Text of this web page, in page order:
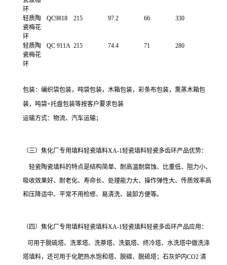
环
轻质陶
瓷梅花
环
QC9818 215 97.2 66 330
轻质陶
瓷梅花
环
QC 911A 215 74.4 71 280
包装：编织袋包装，吨袋包装，木箱包装，彩条布包装， 熏蒸木箱包
装，吨袋+托盘包装等按客户要求包装
运输方式： 物流、汽车运输；
（三）焦化厂专用填料轻瓷填料XA-1轻瓷填料轻瓷多齿环产品优势：
轻瓷陶瓷填料的特点是结构简单、耐高温耐腐蚀、比重低、阻力小、
吸收效果好、耐老化、寿命长、处理能力大、操作弹性大、传质效率高
和压降适中、平常不用检修、易清洗、装卸方便等。
（四）焦化厂专用填料轻瓷填料XA-1轻瓷填料轻瓷多齿环产品应用：
可用于脱硫塔、洗苯塔、洗萘塔、洗氨塔、终冷塔、水洗塔中做洗涤
塔填料，还可用于化肥热水饱和塔、脱碳、脱硫塔；石灰炉内CO2 清